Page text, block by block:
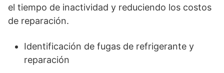
el tiempo de inactividad y reduciendo los costos
de reparación.
Identificación de fugas de refrigerante y
reparación